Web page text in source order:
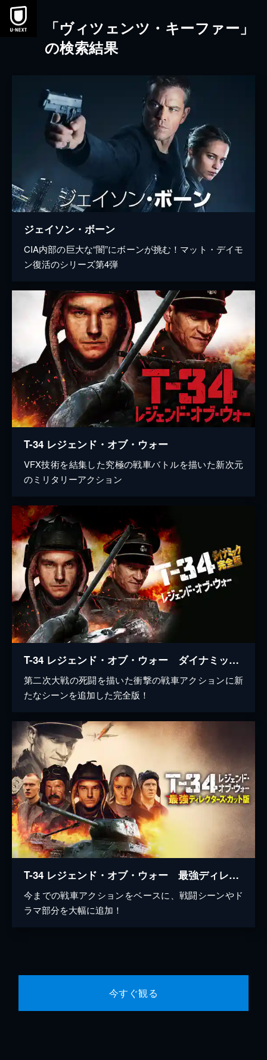
本文へスキップ
「ヴィツェンツ・キーファー」
の検索結果
ジェイソン・ボーン
CIA内部の巨大な“闇”にボーンが挑む！マット・デイモ
ン復活のシリーズ第4弾
T-34 レジェンド・オブ・ウォー
VFX技術を結集した究極の戦車バトルを描いた新次元
のミリタリーアクション
T-34 レジェンド・オブ・ウォー ダイナミック完全版
第二次大戦の死闘を描いた衝撃の戦車アクションに新
たなシーンを追加した完全版！
T-34 レジェンド・オブ・ウォー 最強ディレクターズ・カット版
今までの戦車アクションをベースに、戦闘シーンやド
ラマ部分を大幅に追加！
今すぐ観る